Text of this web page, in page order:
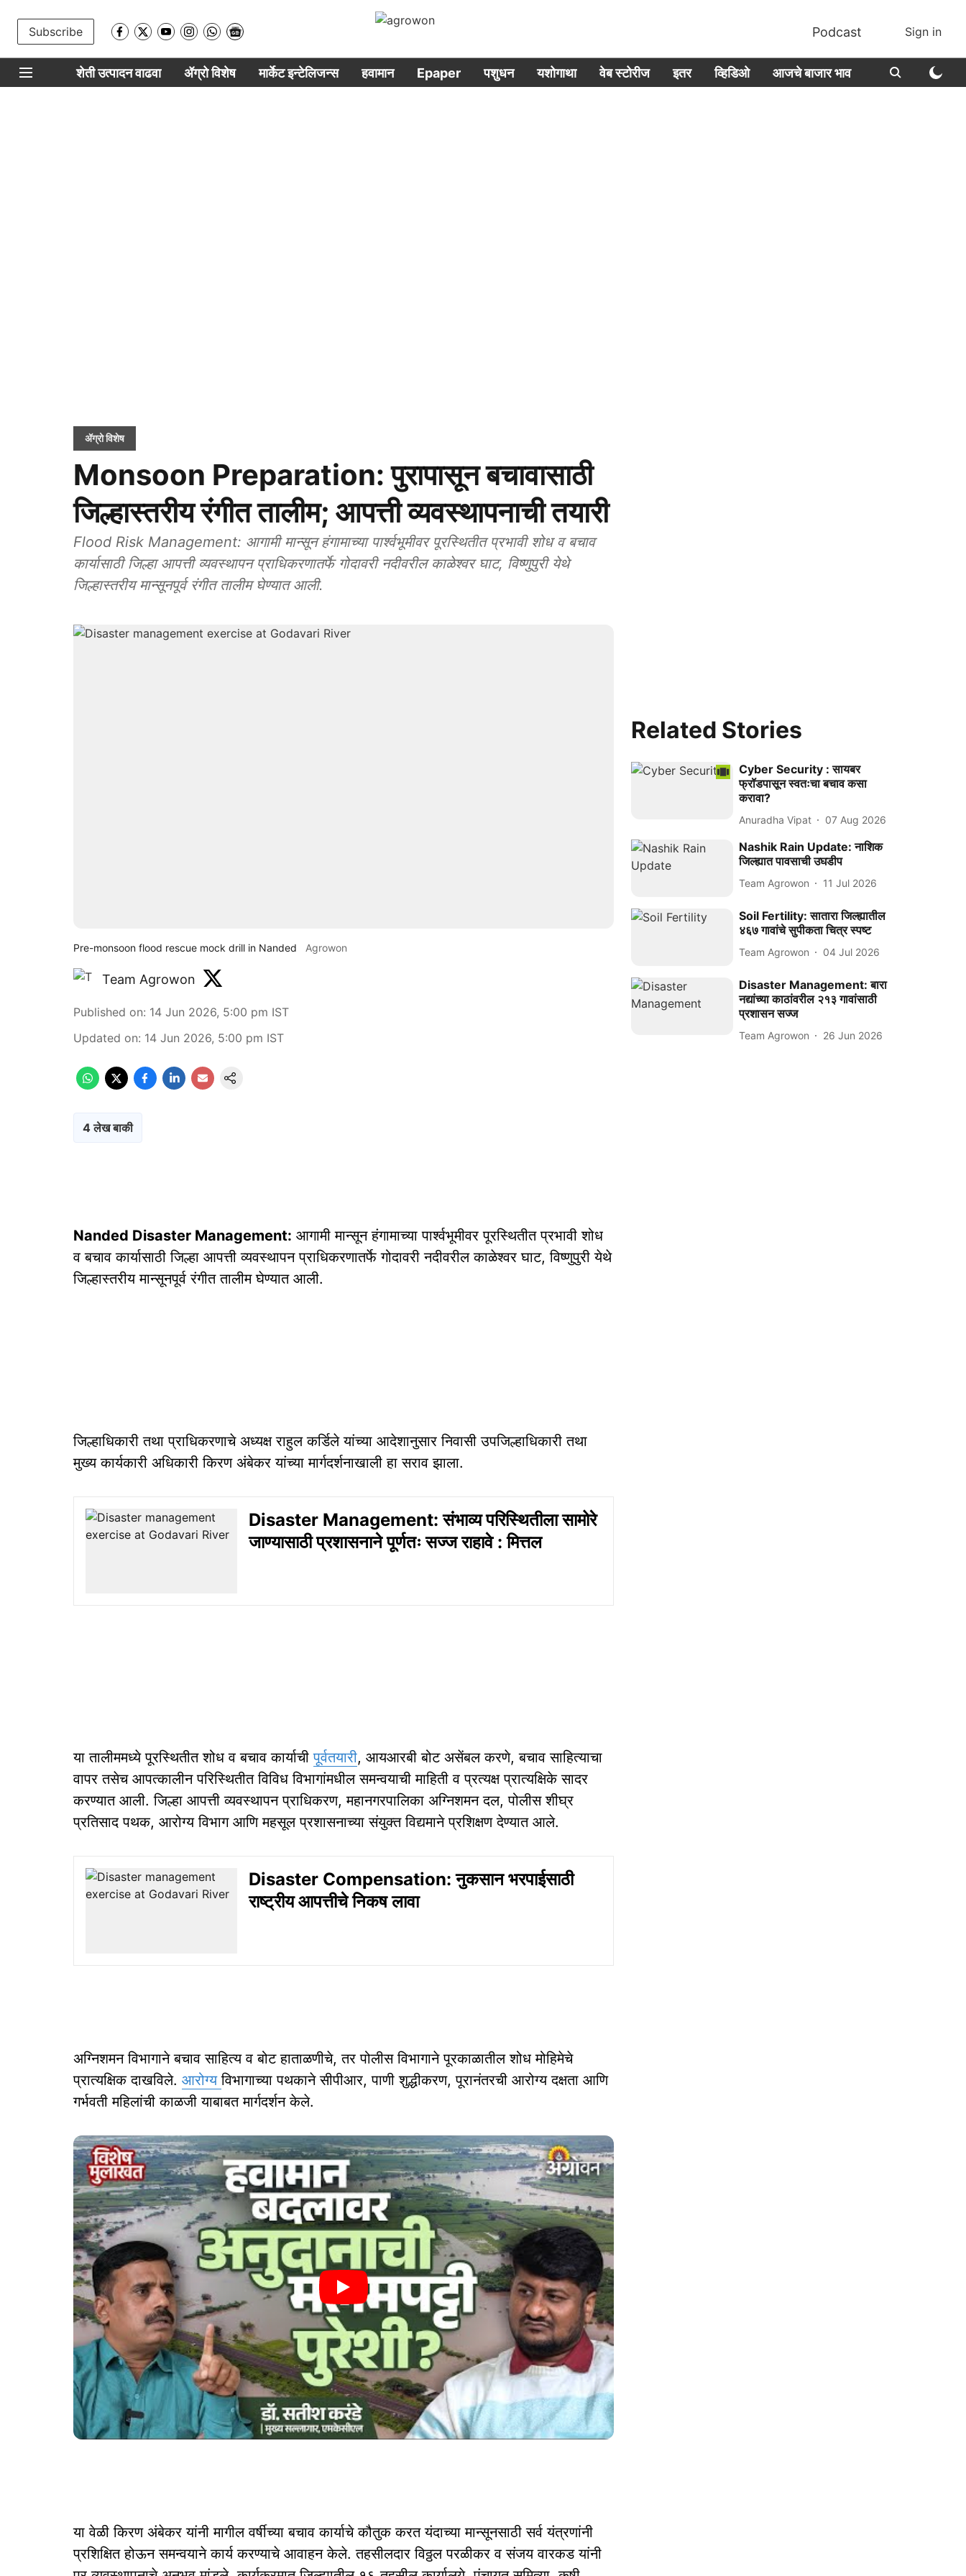
Subscribe Podcast Sign in
शेती उत्पादन वाढवा ॲग्रो विशेष मार्केट इन्टेलिजन्स हवामान Epaper पशुधन यशोगाथा वेब स्टोरीज इतर व्हिडिओ आजचे बाजार भाव
ॲग्रो विशेष
Monsoon Preparation: पुरापासून बचावासाठी
जिल्हास्तरीय रंगीत तालीम; आपत्ती व्यवस्थापनाची तयारी
Flood Risk Management: आगामी मान्सून हंगामाच्या पार्श्वभूमीवर पूरस्थितीत प्रभावी शोध व बचाव
कार्यासाठी जिल्हा आपत्ती व्यवस्थापन प्राधिकरणातर्फे गोदावरी नदीवरील काळेश्वर घाट, विष्णुपुरी येथे
जिल्हास्तरीय मान्सूनपूर्व रंगीत तालीम घेण्यात आली.
Pre-monsoon flood rescue mock drill in Nanded Agrowon
Team Agrowon
Published on: 14 Jun 2026, 5:00 pm IST
Updated on: 14 Jun 2026, 5:00 pm IST
4 लेख बाकी
Nanded Disaster Management: आगामी मान्सून हंगामाच्या पार्श्वभूमीवर पूरस्थितीत प्रभावी शोध
व बचाव कार्यासाठी जिल्हा आपत्ती व्यवस्थापन प्राधिकरणातर्फे गोदावरी नदीवरील काळेश्वर घाट, विष्णुपुरी येथे
जिल्हास्तरीय मान्सूनपूर्व रंगीत तालीम घेण्यात आली.
जिल्हाधिकारी तथा प्राधिकरणाचे अध्यक्ष राहुल कर्डिले यांच्या आदेशानुसार निवासी उपजिल्हाधिकारी तथा
मुख्य कार्यकारी अधिकारी किरण अंबेकर यांच्या मार्गदर्शनाखाली हा सराव झाला.
Disaster Management: संभाव्य परिस्थितीला सामोरे
जाण्यासाठी प्रशासनाने पूर्णतः सज्ज राहावे : मित्तल
या तालीममध्ये पूरस्थितीत शोध व बचाव कार्याचीपूर्वतयारी, आयआरबी बोट असेंबल करणे, बचाव साहित्याचा
वापर तसेच आपत्कालीन परिस्थितीत विविध विभागांमधील समन्वयाची माहिती व प्रत्यक्ष प्रात्यक्षिके सादर
करण्यात आली. जिल्हा आपत्ती व्यवस्थापन प्राधिकरण, महानगरपालिका अग्निशमन दल, पोलीस शीघ्र
प्रतिसाद पथक, आरोग्य विभाग आणि महसूल प्रशासनाच्या संयुक्त विद्यमाने प्रशिक्षण देण्यात आले.
Disaster Compensation: नुकसान भरपाईसाठी
राष्ट्रीय आपत्तीचे निकष लावा
अग्निशमन विभागाने बचाव साहित्य व बोट हाताळणीचे, तर पोलीस विभागाने पूरकाळातील शोध मोहिमेचे
प्रात्यक्षिक दाखविले. आरोग्यविभागाच्या पथकाने सीपीआर, पाणी शुद्धीकरण, पूरानंतरची आरोग्य दक्षता आणि
गर्भवती महिलांची काळजी याबाबत मार्गदर्शन केले.
या वेळी किरण अंबेकर यांनी मागील वर्षीच्या बचाव कार्याचे कौतुक करत यंदाच्या मान्सूनसाठी सर्व यंत्रणांनी
प्रशिक्षित होऊन समन्वयाने कार्य करण्याचे आवाहन केले. तहसीलदार विठ्ठल परळीकर व संजय वारकड यांनी
Related Stories
Cyber Security : सायबर
फ्रॉडपासून स्वतःचा बचाव कसा
करावा?
Anuradha Vipat 07 Aug 2026
Nashik Rain Update: नाशिक
जिल्ह्यात पावसाची उघडीप
Team Agrowon 11 Jul 2026
Soil Fertility: सातारा जिल्ह्यातील
४६७ गावांचे सुपीकता चित्र स्पष्ट
Team Agrowon 04 Jul 2026
Disaster Management: बारा
नद्यांच्या काठांवरील २१३ गावांसाठी
प्रशासन सज्ज
Team Agrowon 26 Jun 2026